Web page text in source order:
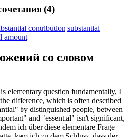
(4)
contribution substantial
amount
со словом
elementary question fundamentally, I
difference, which is often described
" by distinguished people, between
and "essential" isn't significant,
ich über diese elementare Frage